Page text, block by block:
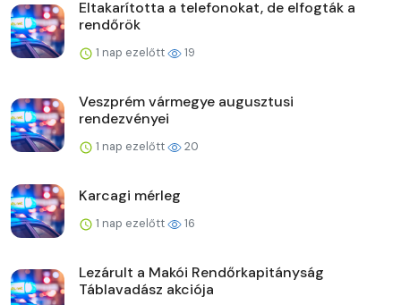
Eltakarította a telefonokat, de elfogták a
rendőrök
1 nap ezelőtt 19
Veszprém vármegye augusztusi
rendezvényei
1 nap ezelőtt 20
Karcagi mérleg
1 nap ezelőtt 16
Lezárult a Makói Rendőrkapitányság
Táblavadász akciója